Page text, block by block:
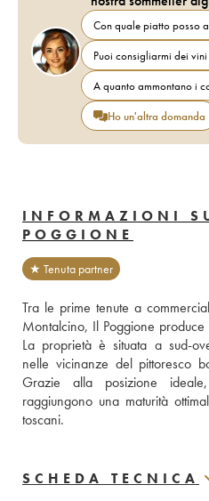
Con quale piatto posso
Puoi consigliarmi dei
A quanto ammontano i
Ho un'altra domanda
INFORMAZIONI
POGGIONE
★ Tenuta partner
Tra le prime tenute a
Montalcino, Il Poggione
La proprietà è situata a sud-
nelle vicinanze del pittoresco
Grazie alla posizione
raggiungono una maturità
SCHEDA TECNICA